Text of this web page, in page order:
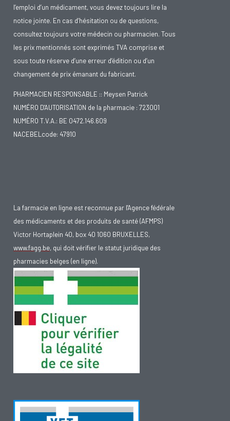
l’emploi d’un médicament, vous devez toujours lire la
notice jointe. En cas d’hésitation ou de questions,
consultez toujours votre médecin ou pharmacien. Tous
les prix mentionnés sont exprimés TVA comprise et
sous toute réserve d’une erreur d’édition ou d’un
changement de prix émanant du fabricant.
PHARMACIEN RESPONSABLE :: Meysen Patrick
NUMÉRO D'AUTORISATION de la pharmacie : 723001
NUMÉRO T.V.A.: BE 0472.146.609
NACEBELcode: 47910
La farmacie en ligne est reconnue par l'Agence fédérale
des médicaments et des produits de santé (AFMPS)
Victor Hortaplein 40, box 40 1060 BRUXELLES,
www.fagg.be, qui doit vérifier le statut juridique des
pharmacies belges (en ligne).